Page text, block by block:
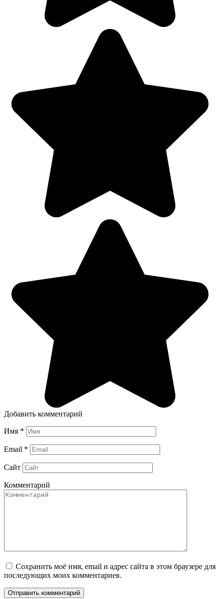
Добавить комментарий
Имя *
Email *
Сайт
Комментарий
Сохранить моё имя, email и адрес сайта в этом браузере для
последующих моих комментариев.